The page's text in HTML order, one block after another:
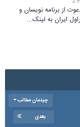
از برنامه نویسان و
ایران به لینک...
چیدمان مطالب
بعدی